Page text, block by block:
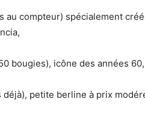
au compteur) spécialement
bougies), icône des années
déjà), petite berline à prix